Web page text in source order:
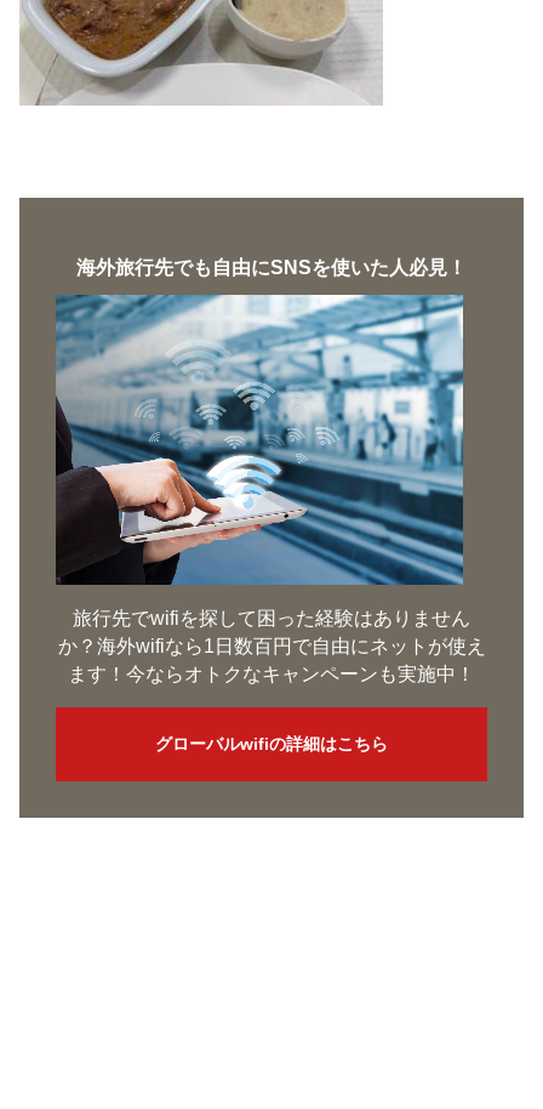
海外旅行先でも自由にSNSを使いた人必見！
旅行先でwifiを探して困った経験はありません
か？海外wifiなら1日数百円で自由にネットが使え
ます！今ならオトクなキャンペーンも実施中！
グローバルwifiの詳細はこちら